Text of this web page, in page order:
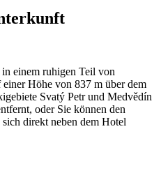
einem ruhigen Teil von
Höhe von 837 m über dem
Svatý Petr und Medvědín
oder Sie können den
direkt neben dem Hotel